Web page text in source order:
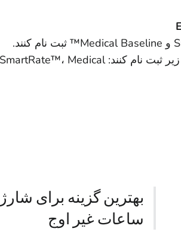
مشتریان EV-B نمی توانند در برنامه های زیر ثبت نام کنند: SmartRate™، Medical
بهترین گزینه برای
ساعات غیر اوج